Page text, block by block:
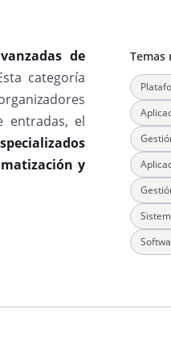
de
categoría
entradas, el
y
Temas